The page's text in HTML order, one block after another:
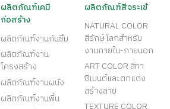
ผลิตภัณฑ์เคมี
ก่อสร้าง
ผลิตภัณฑ์งานกันซึม
ผลิตภัณฑ์งาน
โครงสร้าง
ผลิตภัณฑ์งานผนัง
ผลิตภัณฑ์งานพื้น
ผลิตภัณฑ์สีจระเข้
NATURAL COLOR
สีรักษ์โลกสำหรับ
งานภายใน-ภายนอก
ART COLOR สีทา
ซีเมนต์และตกแต่ง
สร้างลาย